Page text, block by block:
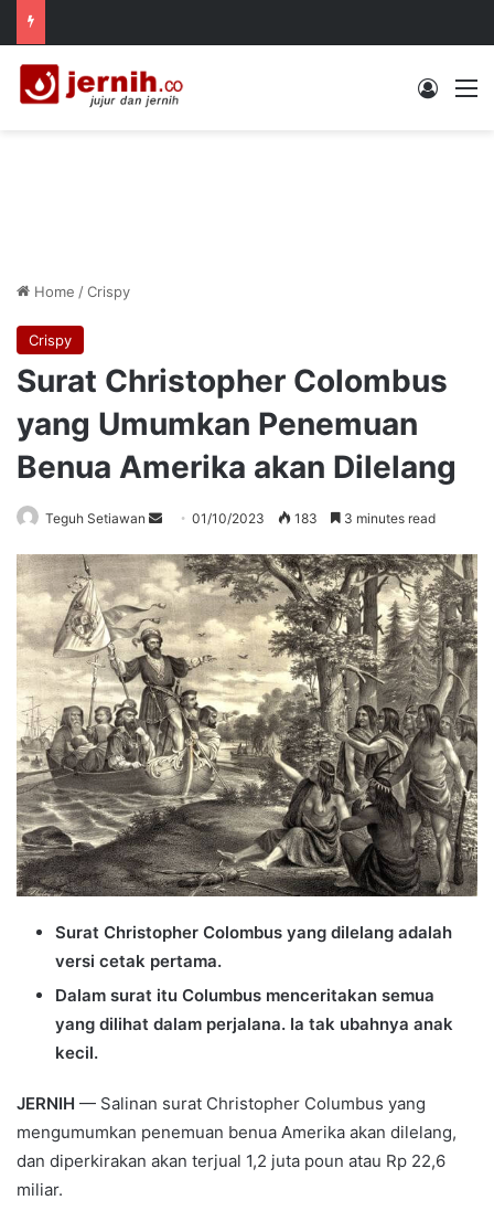
Log In
Home /Crispy
Crispy
Surat Christopher Colombus
yang Umumkan Penemuan
Benua Amerika akan Dilelang
Teguh Setiawan
Send
email
01/10/2023 183 3 minutes read
Surat Christopher Colombus yang dilelang adalah
versi cetak pertama.
Dalam surat itu Columbus menceritakan semua
yang dilihat dalam perjalana. Ia tak ubahnya anak
kecil.
JERNIH — Salinan surat Christopher Columbus yang
mengumumkan penemuan benua Amerika akan dilelang,
dan diperkirakan akan terjual 1,2 juta poun atau Rp 22,6
miliar.